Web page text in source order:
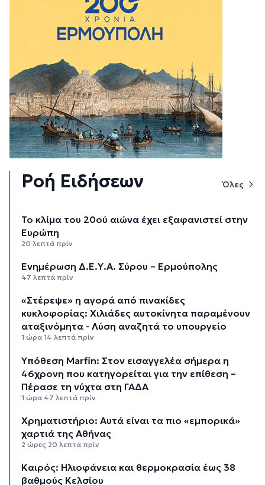
Ροή Ειδήσεων Όλες
Το κλίμα του 20ού αιώνα έχει εξαφανιστεί στην
Ευρώπη
20 λεπτά πρίν
Ενημέρωση Δ.Ε.Υ.Α. Σύρου – Ερμούπολης
47 λεπτά πρίν
«Στέρεψε» η αγορά από πινακίδες
κυκλοφορίας: Χιλιάδες αυτοκίνητα παραμένουν
αταξινόμητα - Λύση αναζητά το υπουργείο
1 ώρα 14 λεπτά πρίν
Υπόθεση Marfin: Στον εισαγγελέα σήμερα η
46χρονη που κατηγορείται για την επίθεση –
Πέρασε τη νύχτα στη ΓΑΔΑ
1 ώρα 47 λεπτά πρίν
Χρηματιστήριο: Αυτά είναι τα πιο «εμπορικά»
χαρτιά της Αθήνας
2 ώρες 20 λεπτά πρίν
Καιρός: Ηλιοφάνεια και θερμοκρασία έως 38
βαθμούς Κελσίου